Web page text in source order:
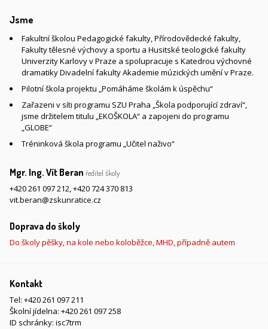
Jsme
Fakultní školou Pedagogické fakulty, Přírodovědecké fakulty,
Fakulty tělesné výchovy a sportu a Husitské teologické fakulty
Univerzity Karlovy v Praze a spolupracuje s Katedrou výchovné
dramatiky Divadelní fakulty Akademie múzických umění v Praze.
Pilotní škola projektu „Pomáháme školám k úspěchu“
Zařazeni v síti programu SZU Praha „Škola podporující zdraví“,
jsme držitelem titulu „EKOŠKOLA“ a zapojeni do programu
„GLOBE“
Tréninková škola programu „Učitel naživo“
Mgr. Ing. Vít Beran ředitel školy
+420 261 097 212,+420 724 370 813
vit.beran@zskunratice.cz
Doprava do školy
Do školy pěšky, na kole nebo koloběžce, MHD, případně autem
Kontakt
Tel: +420 261 097 211
Školní jídelna: +420 261 097 258
ID schránky: isc7trm